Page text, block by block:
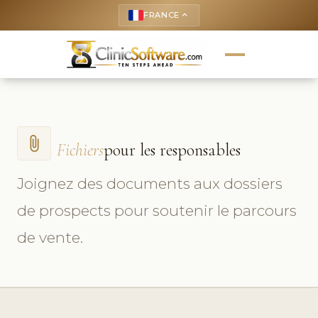
FRANCE keyboard_arrow_up
attach_file Fichierspour les responsables
Joignez des documents aux dossiers
de prospects pour soutenir le parcours
de vente.